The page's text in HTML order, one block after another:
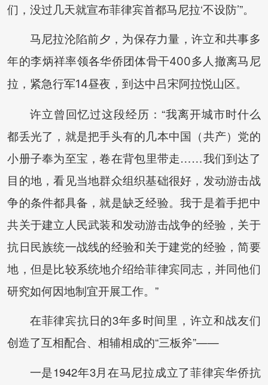
们，没过几天就宣布菲律宾首都马尼拉‘不设防’”。
马尼拉沦陷前夕，为保存力量，许立和共事多
年的李炳祥率领各华侨团体骨干400多人撤离马尼
拉，紧急行军14昼夜，到达中吕宋阿拉悦山区。
许立曾回忆过这段经历：“我离开城市时什么
都丢光了，就是把手头有的几本中国（共产）党的
小册子奉为至宝，卷在背包里带走……我们到达了
目的地，看见当地群众组织基础很好，发动游击战
争的条件都具备，就是缺乏经验。我于是着手把中
共关于建立人民武装和发动游击战争的经验，关于
抗日民族统一战线的经验和关于建党的经验，简要
地，但是比较系统地介绍给菲律宾同志，并同他们
研究如何因地制宜开展工作。”
在菲律宾抗日的3年多时间里，许立和战友们
创造了互相配合、相辅相成的“三板斧”——
一是1942年3月在马尼拉成立了菲律宾华侨抗